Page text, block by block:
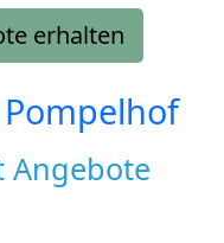
erhalten
Pompelhof
Angebote